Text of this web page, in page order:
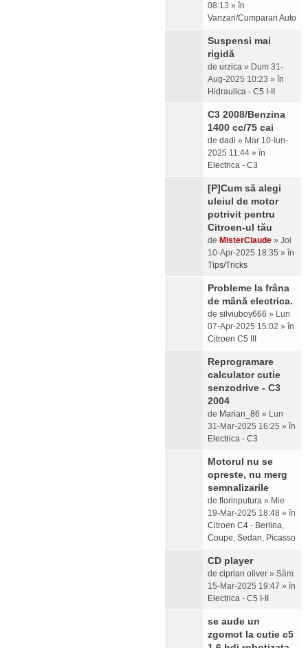
08:13 » în
Vanzari/Cumparari Auto
Suspensi mai
rigidă
de urzica » Dum 31-
Aug-2025 10:23 » în
Hidraulica - C5 I-II
C3 2008/Benzina
1400 cc/75 cai
de dadi » Mar 10-Iun-
2025 11:44 » în
Electrica - C3
[P]Cum să alegi
uleiul de motor
potrivit pentru
Citroen-ul tău
de MisterClaude » Joi
10-Apr-2025 18:35 » în
Tips/Tricks
Probleme la frâna
de mână electrica.
de silviuboy666 » Lun
07-Apr-2025 15:02 » în
Citroen C5 III
Reprogramare
calculator cutie
senzodrive - C3
2004
de Marian_86 » Lun
31-Mar-2025 16:25 » în
Electrica - C3
Motorul nu se
opreste, nu merg
semnalizarile
de florinputura » Mie
19-Mar-2025 18:48 » în
Citroen C4 - Berlina,
Coupe, Sedan, Picasso
CD player
de ciprian oliver » Sâm
15-Mar-2025 19:47 » în
Electrica - C5 I-II
se aude un
zgomot la cutie c5